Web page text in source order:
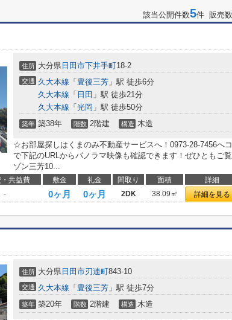
該当公開件数5件 販売数
住所 大分県 日田市下井手町18-2
交通 久大本線 「 豊後三芳 」駅 徒歩6分
久大本線 「 日田 」駅 徒歩21分
久大本線 「 光岡 」駅 徒歩50分
築年 築38年 階数 2階建 構造 木造
☆お部屋探しはくまのみ不動産サービスへ！0973-28-7456
で下記のURLからパノラマ映像も確認できます！ぜひともご
ゾン三芳10...
共益費 敷金 礼金 間取り 面積 詳細
- 0ヶ月 0ヶ月 2DK 38.09㎡ 詳細を見る
住所 大分県 日田市刃連町843-10
交通 久大本線 「 豊後三芳 」駅 徒歩7分
築年 築20年 階数 2階建 構造 木造